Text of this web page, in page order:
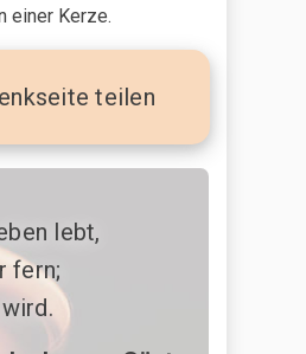
einer Kerze.
teilen
lebt,
fern;